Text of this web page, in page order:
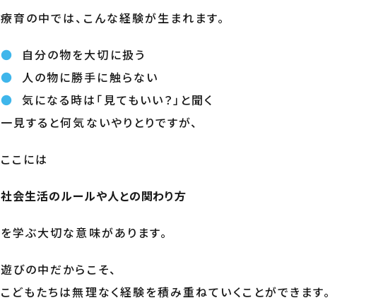
療育の中では、こんな経験が生まれます。
自分の物を大切に扱う
人の物に勝手に触らない
気になる時は「見てもいい？」と聞く
一見すると何気ないやりとりですが、
ここには
社会生活のルールや人との関わり方
を学ぶ大切な意味があります。
遊びの中だからこそ、
こどもたちは無理なく経験を積み重ねていくことができます。